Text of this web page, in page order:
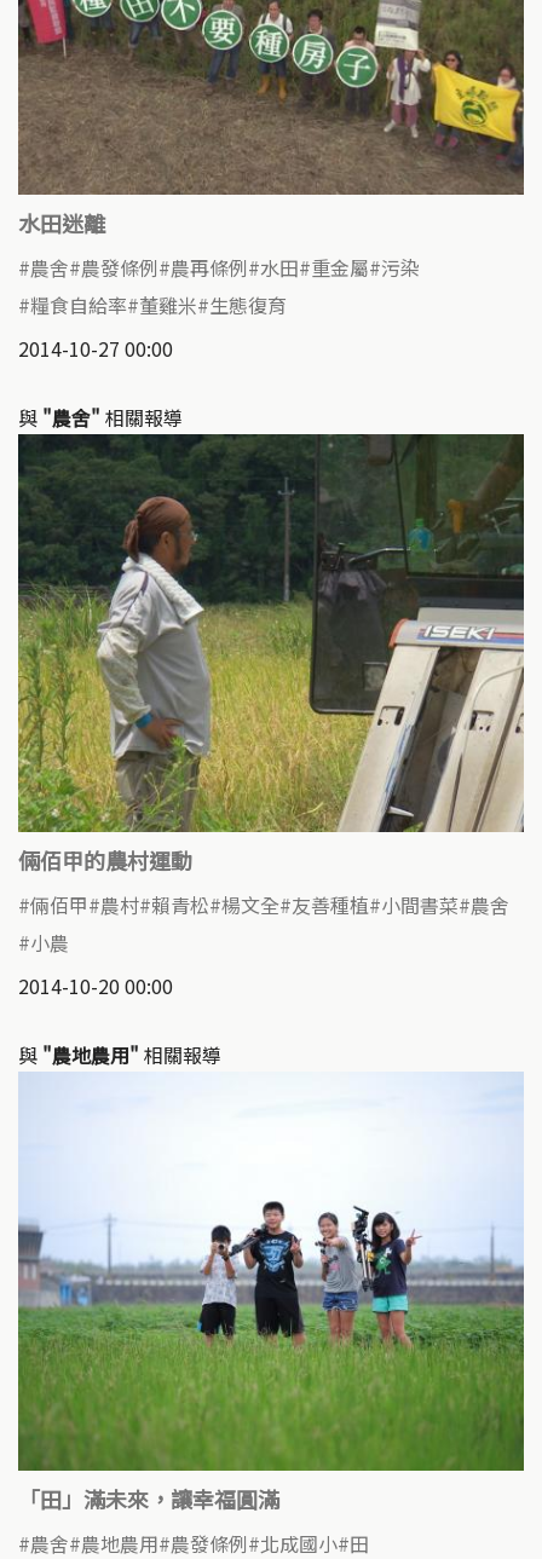
水田迷離
農舍 農發條例 農再條例 水田 重金屬 污染
糧食自給率 董雞米 生態復育
2014-10-27 00:00
與 "農舍" 相關報導
倆佰甲的農村運動
倆佰甲 農村 賴青松 楊文全 友善種植 小間書菜 農舍
小農
2014-10-20 00:00
與 "農地農用" 相關報導
「田」滿未來，讓幸福圓滿
農舍 農地農用 農發條例 北成國小 田